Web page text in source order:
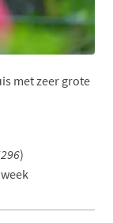
met zeer grote
)
week